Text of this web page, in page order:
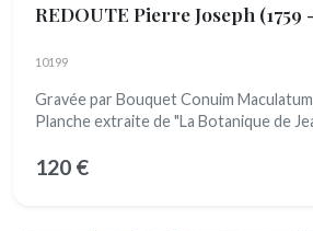
REDOUTE Pierre Joseph (1759
10199
Gravée par Bouquet Conuim
Planche extraite de "La Botanique de
120 €